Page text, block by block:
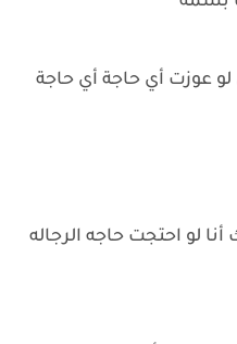
عوزت أي حاجة أي حاجة
لو احتجت حاجه الرجاله